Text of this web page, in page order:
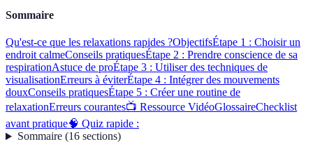
Sommaire
Qu'est-ce que les relaxations rapides ?ObjectifsÉtape 1 : Choisir un
endroit calmeConseils pratiquesÉtape 2 : Prendre conscience de sa
respirationAstuce de proÉtape 3 : Utiliser des techniques de
visualisationErreurs à éviterÉtape 4 : Intégrer des mouvements
douxConseils pratiquesÉtape 5 : Créer une routine de
relaxationErreurs courantes📺 Ressource VidéoGlossaireChecklist
avant pratique🧠 Quiz rapide :
Sommaire(16 sections)